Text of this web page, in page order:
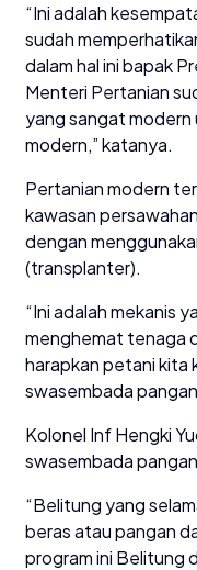
“Ini adalah
sudah
dalam hal ini bapak
Menteri Pertanian
yang sangat
modern,” katanya.
Pertanian modern
kawasan
dengan
(transplanter).
“Ini adalah mekanis
menghemat tenaga
harapkan petani kita
swasembada
Kolonel Inf Hengki
swasembada
“Belitung yang
beras atau pangan
program ini Belitung